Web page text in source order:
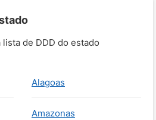
de DDD do estado
Alagoas
Amazonas